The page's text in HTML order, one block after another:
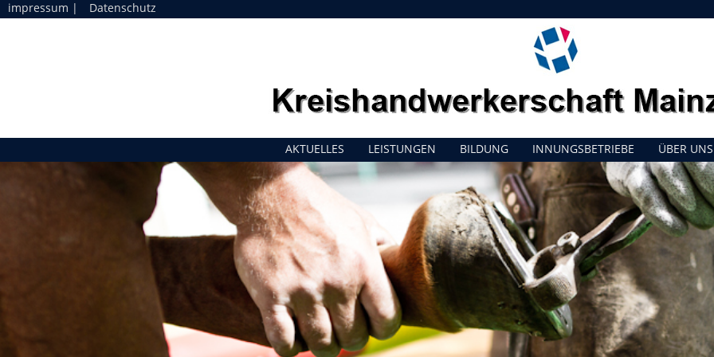
impressum | Datenschutz
AKTUELLES LEISTUNGEN BILDUNG INNUNGSBETRIEBE ÜBER UNS